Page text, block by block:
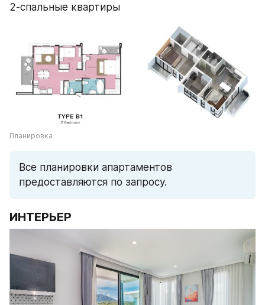
2-спальные квартиры
Планировка
Все планировки апартаментов
предоставляются по запросу.
ИНТЕРЬЕР